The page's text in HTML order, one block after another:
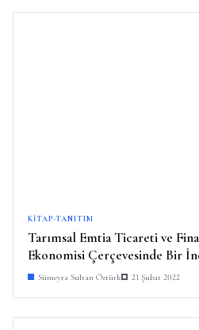
KITAP-TANITIM
Tarımsal Emtia Ticareti ve
Ekonomisi Çerçevesinde Bir
Sümeyra Sultan Öztürk 21 Şubat 2022